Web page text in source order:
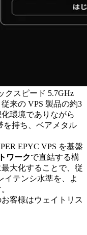
クスピード 5.7GHz
来の VPS 製品の約3
環境でありながら
を持ち、ベアメタル
EPYC VPS を基盤
ワークで直結する構
大化することで、従
イテンシ水準を、よ
客様はウェイトリス